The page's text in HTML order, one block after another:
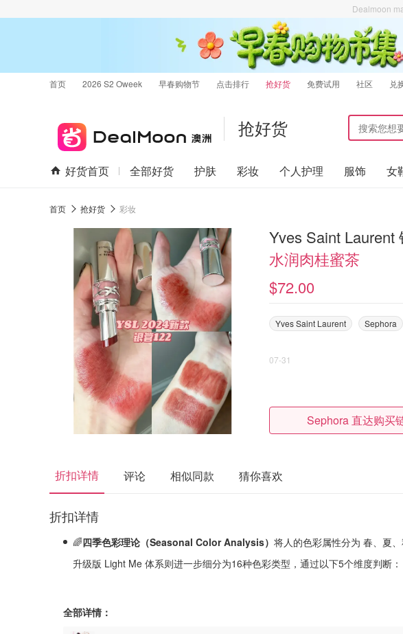
Dealmoon
首页 2026 S2 Oweek 早春购物节 点击排行 抢好货 免费试用 社区 兑
抢好货
好货首页 全部好货 护肤 彩妆 个人护理 服饰 女
首页 抢好货 彩妆
Yves Saint Laurent
水润肉桂蜜茶
$72.00
Yves Saint Laurent Sephora
07-31
Sephora 直达购买
折扣详情 评论 相似同款 猜你喜欢
折扣详情
🌈四季色彩理论（Seasonal Color Analysis） 将人的色彩属性分为 春、夏
升级版 Light Me 体系则进一步细分为16种色彩类型，通过以下5个维度判断：
全部详情：